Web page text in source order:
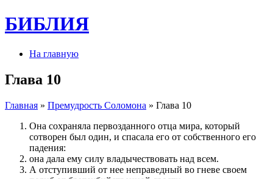
БИБЛИЯ
На главную
Глава 10
Главная » Премудрость Соломона » Глава 10
Она сохраняла первозданного отца мира, который
сотворен был один, и спасала его от собственного его
падения:
она дала ему силу владычествовать над всем.
А отступивший от нее неправедный во гневе своем